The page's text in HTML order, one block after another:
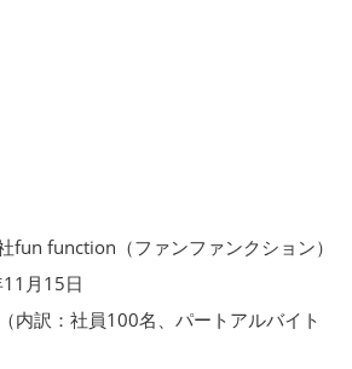
function（ファンファンクション）
月15日
内訳：社員100名、パートアルバイト